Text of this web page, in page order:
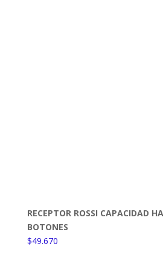
RECEPTOR ROSSI CAPACIDAD
BOTONES
$49.670